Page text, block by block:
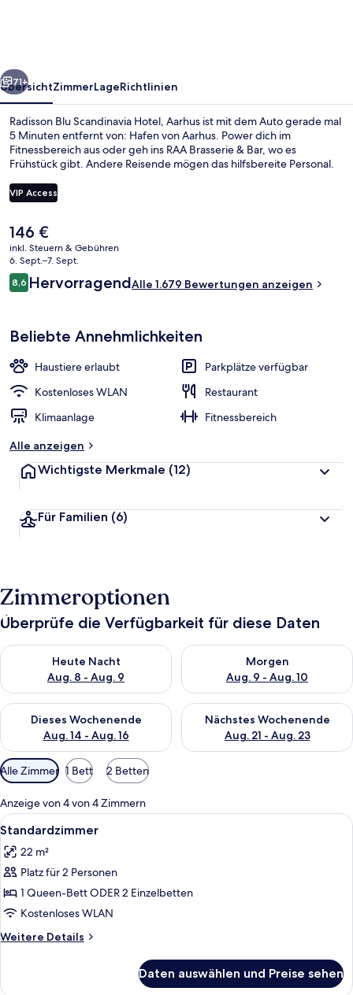
Weiter
71+
ÜbersichtZimmerLageRichtlinien
Radisson Blu Scandinavia Hotel, Aarhus ist mit dem Auto gerade mal
5 Minuten entfernt von: Hafen von Aarhus. Power dich im
Fitnessbereich aus oder geh ins RAA Brasserie & Bar, wo es
Frühstück gibt. Andere Reisende mögen das hilfsbereite Personal.
VIP Access
Der
aktuelle
Preis
beträgt
146 €.
146 €
inkl. Steuern & Gebühren
6. Sept.–7. Sept.
Bewertungen
8,68,6 von 10.
HervorragendAlle 1.679 Bewertungen anzeigen
Beliebte Annehmlichkeiten
Haustiere erlaubt
Parkplätze verfügbar
Kostenloses WLAN
Restaurant
Klimaanlage
Fitnessbereich
Alle anzeigen
Wichtigste Merkmale (12)
Für Familien (6)
Zimmeroptionen
Überprüfe die Verfügbarkeit für diese Daten
Heute Nacht
Aug. 8 - Aug. 9
Überprüfe die Verfügbarkeit für heute Nacht, Aug. 8 - Aug. 9.
Morgen
Aug. 9 - Aug. 10
Überprüfe die Verfügbarkeit
Dieses Wochenende
Aug. 14 - Aug. 16
Überprüfe die Verfügbarkeit für dieses Wochenende, Aug. 14
Nächstes Wochenende
Aug. 21 - Aug. 23
Überprüfe die Verfügbarkeit
Verfügbare
Filter
für
Zimmer
Alle Zimmer 1 Bett 2 Betten
Anzeige von 4 von 4 Zimmern
Alle
Fotos
für
Standardzimmer
anzeigen
Standardzimmer |
11
Standardzimmer
22 m²
Platz für 2 Personen
1 Queen-Bett ODER 2 Einzelbetten
Kostenloses WLAN
Weitere Details
Weitere
Daten auswählen und Preise sehen